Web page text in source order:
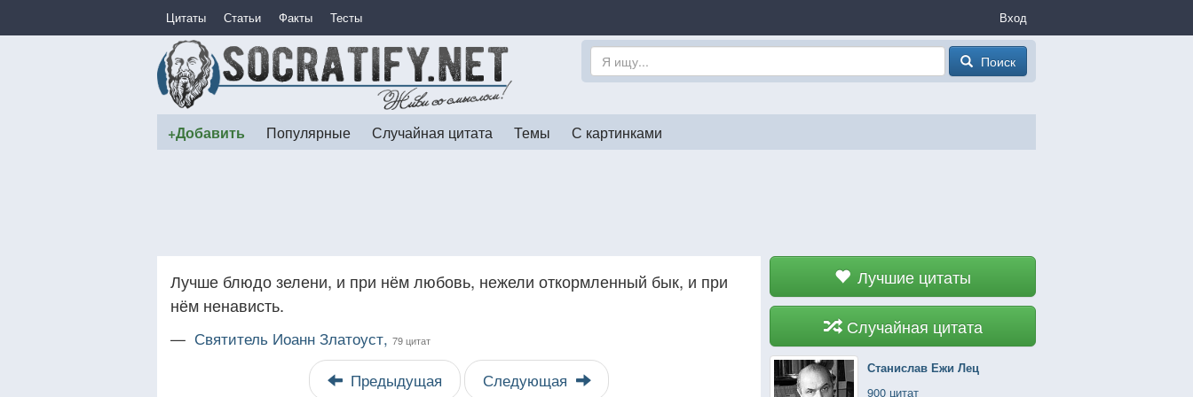
Цитаты Статьи Факты Тесты Вход
Поиск
+Добавить Популярные Случайная цитата Темы С картинками
Лучшие цитаты
Случайная цитата
Станислав Ежи Лец
900 цитат
Лучше блюдо зелени, и при нём любовь, нежели откормленный бык, и при
нём ненависть.
— Святитель Иоанн Златоуст, 79 цитат
Предыдущая Следующая